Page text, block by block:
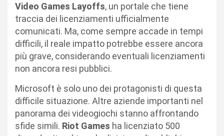
Video Games Layoffs, un portale che tiene
traccia dei licenziamenti ufficialmente
comunicati. Ma, come sempre accade in tempi
difficili, il reale impatto potrebbe essere ancora
più grave, considerando eventuali licenziamenti
non ancora resi pubblici.
Microsoft è solo uno dei protagonisti di questa
difficile situazione. Altre aziende importanti nel
panorama dei videogiochi stanno affrontando
sfide simili. Riot Games ha licenziato 500